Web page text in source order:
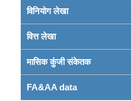
विनियोग लेखा
वित्त लेखा
मासिक कुंजी संकेतक
FA&AA data